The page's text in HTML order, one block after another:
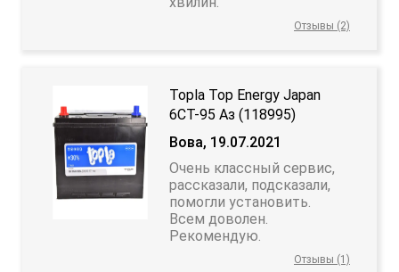
Отзывы (2)
Topla Top Energy Japan
6CT-95 Аз (118995)
Вова, 19.07.2021
Очень классный сервис,
рассказали, подсказали,
помогли установить.
Всем доволен.
Рекомендую.
Отзывы (1)